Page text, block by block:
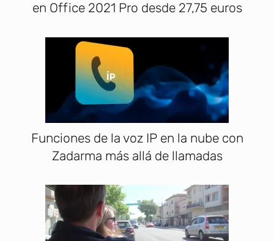
en Office 2021 Pro desde 27,75 euros
Funciones de la voz IP en la nube con
Zadarma más allá de llamadas